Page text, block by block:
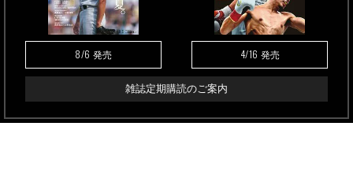
8/6 発売 4/16 発売
雑誌定期購読のご案内